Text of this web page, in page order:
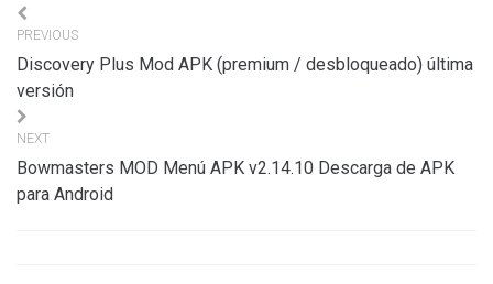
Navigation
de
l’article
PREVIOUS
Discovery Plus Mod APK (premium / desbloqueado) última
versión
NEXT
Bowmasters MOD Menú APK v2.14.10 Descarga de APK
para Android